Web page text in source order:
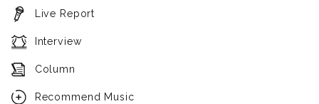
Live Report
Interview
Column
Recommend Music